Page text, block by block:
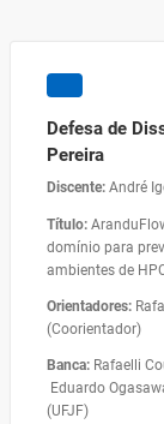
Defesa de
Pereira
Discente: André
Título:
domínio para
ambientes de
Orientadores:
(Coorientador)
Banca: Rafaelli
Eduardo
(UFJF)